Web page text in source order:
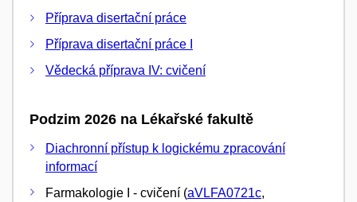
Příprava disertační práce
Příprava disertační práce I
Vědecká příprava IV: cvičení
Podzim 2026 na Lékařské fakultě
Diachronní přístup k logickému zpracování
informací
Farmakologie I - cvičení (aVLFA0721c,